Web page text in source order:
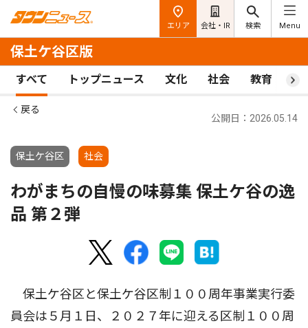
エリア 会社・IR 検索 Menu
保土ケ谷区版
すべて トップニュース 文化 社会 教育 ス
戻る
保土ケ谷区 社会
公開日：2026.05.14
わがまちの自慢の味募集 保土ケ谷の逸
品 第２弾
保土ケ谷区と保土ケ谷区制１００周年事業実行委
員会は５月１日、２０２７年に迎える区制１００周